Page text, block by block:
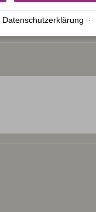
Datenschutzerklärung ·